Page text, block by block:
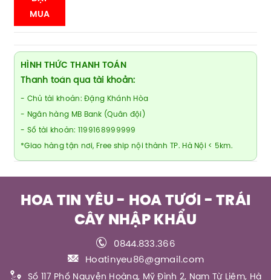
MUA
HÌNH THỨC THANH TOÁN
Thanh toán qua tài khoản:
- Chủ tài khoản: Đặng Khánh Hòa
- Ngân hàng MB Bank (Quân đội)
- Số tài khoản: 1199168999999
*Giao hàng tận nơi, Free ship nội thành TP. Hà Nội < 5km.
HOA TIN YÊU - HOA TƯƠI - TRÁI
CÂY NHẬP KHẨU
0844.833.366
Hoatinyeu86@gmail.com
Số 117 Phố Nguyễn Hoàng, Mỹ Đình 2, Nam Từ Liêm, Hà